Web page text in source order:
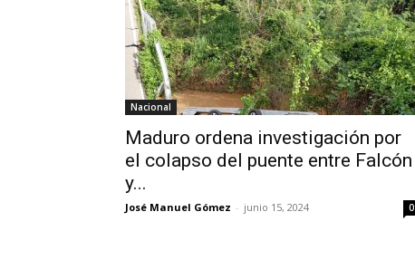
Nacional
Maduro ordena investigación por
el colapso del puente entre Falcón
y...
José Manuel Gómez - junio 15, 2024 0